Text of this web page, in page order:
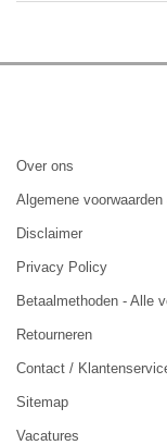
Over ons
Algemene
Disclaimer
Privacy Policy
Betaalmethoden - Alle
Retourneren
Contact /
Sitemap
Vacatures